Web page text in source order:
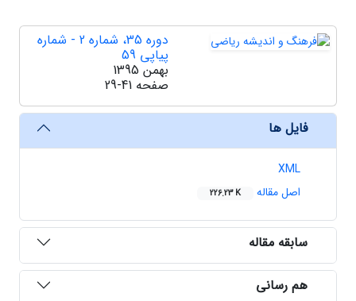
دوره 35، شماره 2 - شماره
پیاپی 59
بهمن 1395
صفحه 29-41
فایل ها
XML
اصل مقاله
226.23 K
سابقه مقاله
هم رسانی